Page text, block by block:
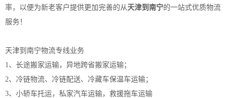
率，以便为新老客户提供更加完善的从 天津到南宁的一站式优质物流
服务！
天津到南宁物流专线业务
1、长途搬家运输，异地跨省搬家运输；
2、冷链物流、冷链配送、冷藏车保温车运输；
3、小轿车托运，私家汽车运输，救援拖车运输